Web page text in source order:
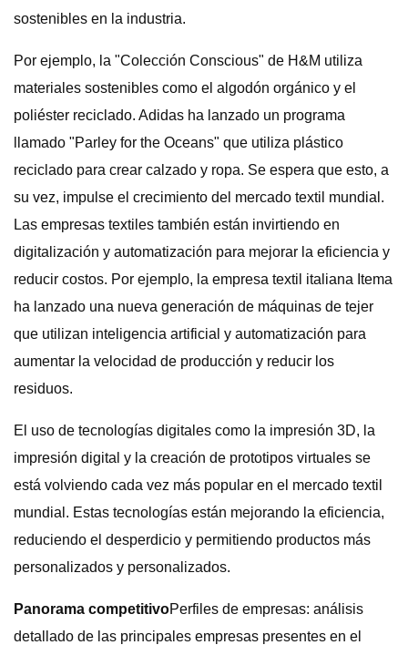
sostenibles en la industria.
Por ejemplo, la "Colección Conscious" de H&M utiliza
materiales sostenibles como el algodón orgánico y el
poliéster reciclado. Adidas ha lanzado un programa
llamado "Parley for the Oceans" que utiliza plástico
reciclado para crear calzado y ropa. Se espera que esto, a
su vez, impulse el crecimiento del mercado textil mundial.
Las empresas textiles también están invirtiendo en
digitalización y automatización para mejorar la eficiencia y
reducir costos. Por ejemplo, la empresa textil italiana Itema
ha lanzado una nueva generación de máquinas de tejer
que utilizan inteligencia artificial y automatización para
aumentar la velocidad de producción y reducir los
residuos.
El uso de tecnologías digitales como la impresión 3D, la
impresión digital y la creación de prototipos virtuales se
está volviendo cada vez más popular en el mercado textil
mundial. Estas tecnologías están mejorando la eficiencia,
reduciendo el desperdicio y permitiendo productos más
personalizados y personalizados.
Panorama competitivoPerfiles de empresas: análisis
detallado de las principales empresas presentes en el